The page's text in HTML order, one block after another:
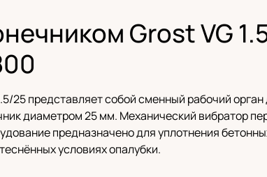
Grost VG
25 представляет собой сменный рабочий
диаметром 25 мм. Механический вибратор
предназначено для уплотнения
условиях опалубки.